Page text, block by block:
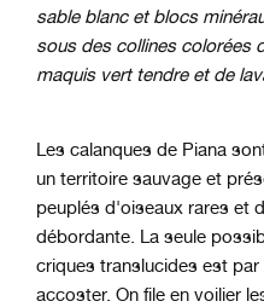
sable blanc et blocs
sous des collines colorées
maquis vert tendre et de
Les calanques de Piana
un territoire sauvage et
peuplés d'oiseaux rares et
débordante. La seule
criques translucides est
accoster. On file en voilier